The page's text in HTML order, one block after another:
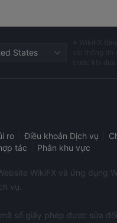
States
ro Điều khoản Dịch vụ
tác Phân khu vực
WikiFX và ứng
vụ.
số giấy phép được sửa